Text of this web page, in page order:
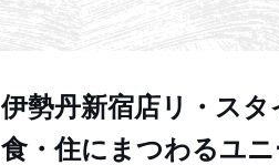
伊勢丹新宿店リ・スタ
食・住にまつわるユ